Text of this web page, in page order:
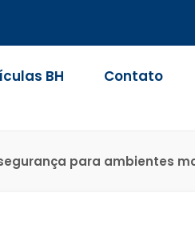
BH Contato
para ambientes